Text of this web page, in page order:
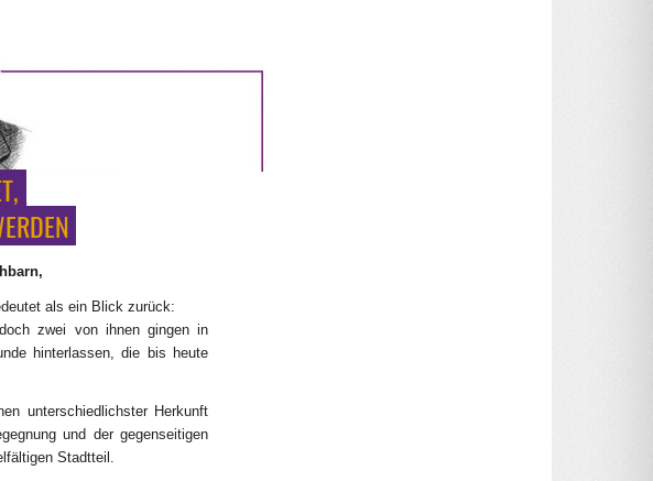
als ein Blick zurück:
zwei von ihnen gingen in
hinterlassen, die bis heute
unterschiedlichster Herkunft
und der gegenseitigen
Stadtteil.